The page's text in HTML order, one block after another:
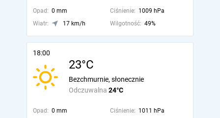
Opad: 0 mm Ciśnienie: 1009 hPa
Wiatr:
17 km/h Wilgotność: 49%
18:00
23°C
Odczuwalna 24°C
Bezchmurnie, słonecznie
Opad: 0 mm Ciśnienie: 1011 hPa